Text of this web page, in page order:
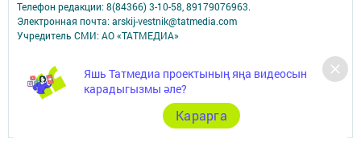
Яшь Татмедиа проектының яңа видеосын
карадыгызмы әле?
Карарга
Телефон редакции: 8(84366) 3-10-58, 89179076963.
Электронная почта: arskij-vestnik@tatmedia.com
Учредитель СМИ: АО «ТАТМЕДИА»
Антикоррупционная политика
АО «ТАТМЕДИА» использует «cookie»для персонализации сервисов и
удобства пользователей сайтом.
Использование «cookie» можно отменить в настройках браузера.
Политика конфиденциальности